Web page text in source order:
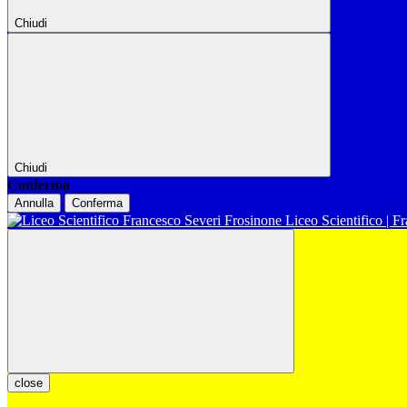
Chiudi
Chiudi
Conferma
Annulla Conferma
Liceo Scientifico |
close